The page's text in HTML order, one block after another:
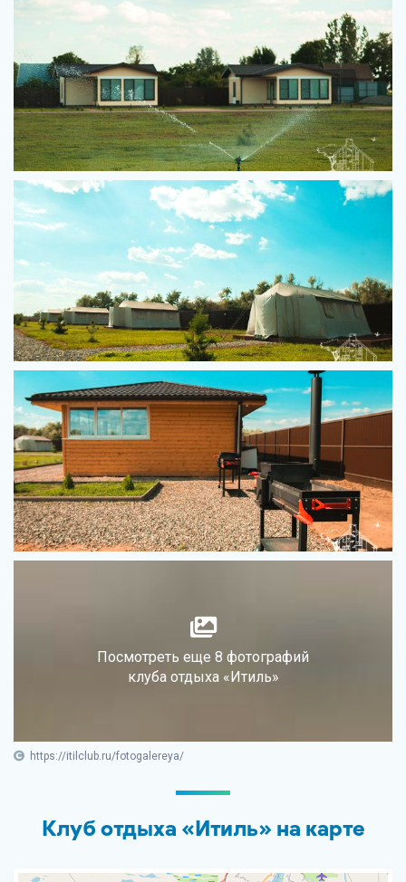
Посмотреть еще 8 фотографий
клуба отдыха «Итиль»
https://itilclub.ru/fotogalereya/
Клуб отдыха «Итиль» на карте